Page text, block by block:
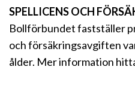
SPELLICENS OCH
Bollförbundet fastställer
och försäkringsavgiften
ålder. Mer information